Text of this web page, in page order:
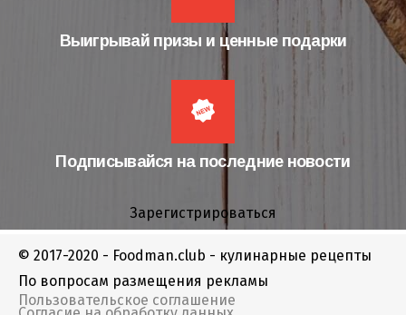
Выигрывай призы и ценные подарки
Подписывайся на последние новости
Зарегистрироваться
© 2017-2020 - Foodman.club - кулинарные рецепты
По вопросам размещения рекламы
Пользовательское соглашение